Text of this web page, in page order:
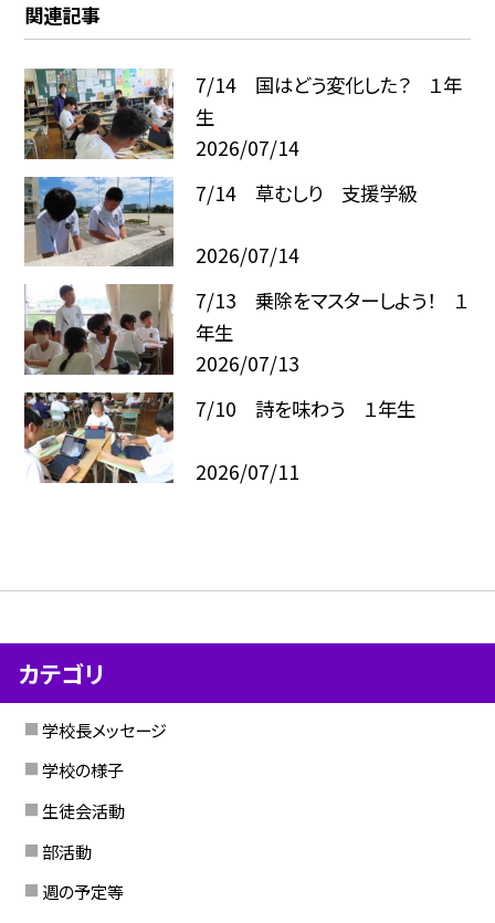
関連記事
7/14 国はどう変化した？ １年
生
2026/07/14
7/14 草むしり 支援学級
2026/07/14
7/13 乗除をマスターしよう！ １
年生
2026/07/13
7/10 詩を味わう １年生
2026/07/11
カテゴリ
学校長メッセージ
学校の様子
生徒会活動
部活動
週の予定等